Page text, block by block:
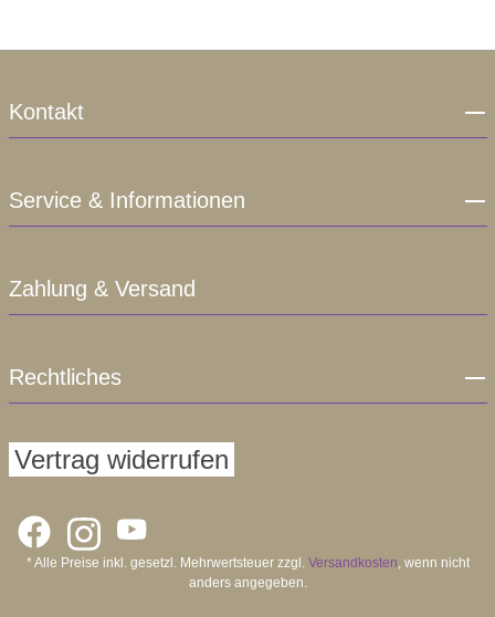
Kontakt
Service & Informationen
Zahlung & Versand
Rechtliches
Vertrag widerrufen
* Alle Preise inkl. gesetzl. Mehrwertsteuer zzgl. Versandkosten, wenn nicht
anders angegeben.